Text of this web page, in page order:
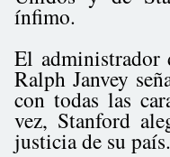
ínfimo.
El administrador
Ralph Janvey
con todas las
vez, Stanford
justicia de su